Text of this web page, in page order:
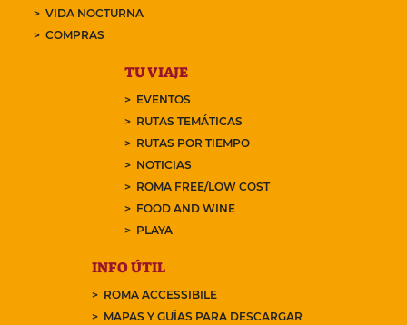
VIDA NOCTURNA
COMPRAS
TU VIAJE
EVENTOS
RUTAS TEMÁTICAS
RUTAS POR TIEMPO
NOTICIAS
ROMA FREE/LOW COST
FOOD AND WINE
PLAYA
INFO ÚTIL
ROMA ACCESSIBILE
MAPAS Y GUÍAS PARA DESCARGAR